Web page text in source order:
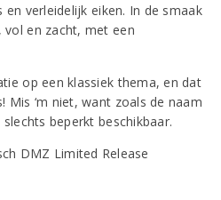
verleidelijk eiken. In de smaak
en zacht, met een
op een klassiek thema, en dat
Mis ‘m niet, want zoals de naam
beperkt beschikbaar.